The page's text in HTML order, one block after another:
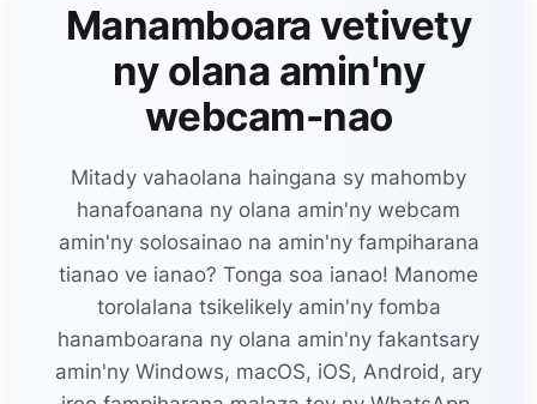
Manamboara vetivety
ny olana amin'ny
webcam-nao
Mitady vahaolana haingana sy mahomby
hanafoanana ny olana amin'ny webcam
amin'ny solosainao na amin'ny fampiharana
tianao ve ianao? Tonga soa ianao! Manome
torolalana tsikelikely amin'ny fomba
hanamboarana ny olana amin'ny fakantsary
amin'ny Windows, macOS, iOS, Android, ary